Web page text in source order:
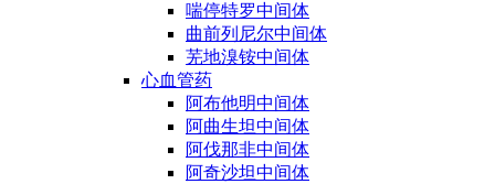
喘停特罗中间体
曲前列尼尔中间体
芜地溴铵中间体
心血管药
阿布他明中间体
阿曲生坦中间体
阿伐那非中间体
阿奇沙坦中间体